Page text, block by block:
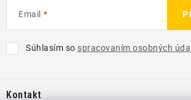
Email
Súhlasím so spracovaním osobných
Kontakt